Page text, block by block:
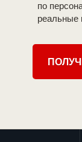
по
реальные